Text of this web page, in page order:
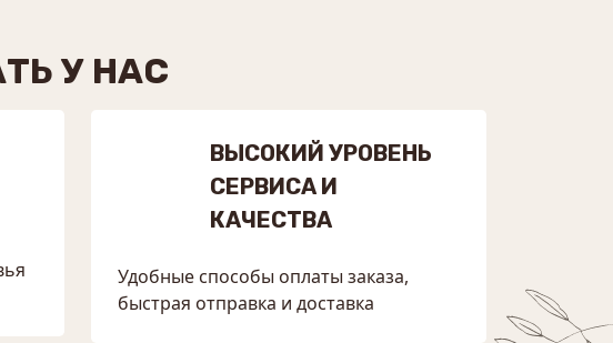
У НАС
ВЫСОКИЙ УРОВЕНЬ
СЕРВИСА И
КАЧЕСТВА
Удобные способы оплаты заказа,
быстрая отправка и доставка